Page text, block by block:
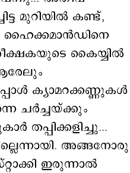
മുറിയില്‍ കണ്ട്,
ഹൈക്കമാന്‍ഡിനെ
കൈയ്യില്‍
ക്യാമറക്കണ്ണുകള്‍
ചര്‍ച്ചയ്ക്കും
തപ്പിക്കളിച്ചു...
അങ്ങനോരു
ഇരുന്നാല്‍